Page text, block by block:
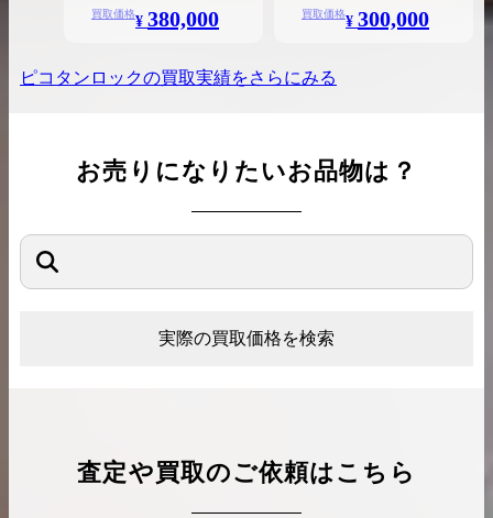
買取価格¥ 380,000 買取価格¥ 300,000
ピコタンロックの買取実績をさらにみる
お売りになりたいお品物は？
実際の買取価格を検索
査定や買取のご依頼はこちら